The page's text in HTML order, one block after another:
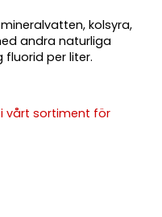
kolsyra,
andra naturliga
fluorid per liter.
vårt sortiment för